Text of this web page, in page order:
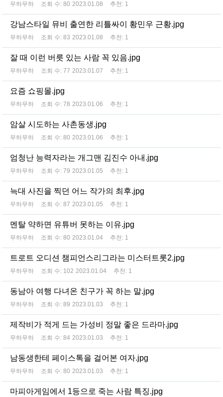
무하무하 조회 수: 80 2023.01.08 추천: 1
강남스타일 뮤비 출연한 리틀싸이 황민우 근황.jpg
무하무하 조회 수: 83 2023.01.08 추천: 1
잘 때 이런 버릇 있는 사람 꼭 있음.jpg
무하무하 조회 수: 77 2023.01.07 추천: 1
요즘 쇼핑몰.jpg
무하무하 조회 수: 78 2023.01.06 추천: 1
암살 시도하는 사촌동생.jpg
무하무하 조회 수: 80 2023.01.06 추천: 1
엄청난 능력자라는 개그맨 김진수 아내.jpg
무하무하 조회 수: 79 2023.01.05 추천: 1
늑대 사진을 찍던 어느 작가의 최후.jpg
무하무하 조회 수: 87 2023.01.05 추천: 1
멘탈 약하면 유튜버 못하는 이유.jpg
무하무하 조회 수: 80 2023.01.04 추천: 1
트로트 오디션 챔피언스리그라는 미스터트롯2.jpg
무하무하 조회 수: 102 2023.01.04 추천: 1
동남아 여행 다녀온 친구가 꼭 하는 말.jpg
무하무하 조회 수: 89 2023.01.03 추천: 1
제작비가 적게 드는 가성비 정말 좋은 드라마.jpg
무하무하 조회 수: 84 2023.01.03 추천: 1
남동생한테 페이스톡을 걸어본 여자.jpg
무하무하 조회 수: 80 2023.01.03 추천: 1
마피아게임에서 1등으로 죽는 사람 특징.jpg